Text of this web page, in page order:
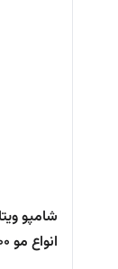
شامپو
انواع مو 200 میل ویتاپلکس